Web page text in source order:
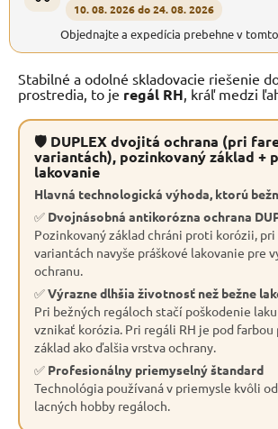
10. 08. 2026 do 24. 08. 2026
Objednajte a expedícia prebehne v
Stabilné a odolné skladovacie riešenie
prostredia, to je regál RH , kráľ medzi
🛡 DUPLEX dvojitá ochrana (pri
variantách), pozinkovaný základ +
lakovanie
Hlavná technologická výhoda, ktorú
✅ Dvojnásobná antikorózna ochrana
Pozinkovaný základ chráni proti korózii,
variantách navyše práškové lakovanie pre
ochranu.
✅Výrazne dlhšia životnosť než bežne
Pri bežných regáloch stačí poškodenie
vznikať korózia. Pri regáli RH je pod farbou
základ ako ďalšia vrstva ochrany.
✅ Profesionálny priemyselný štandard
Technológia používaná v priemysle kvôli
lacných hobby regáloch.